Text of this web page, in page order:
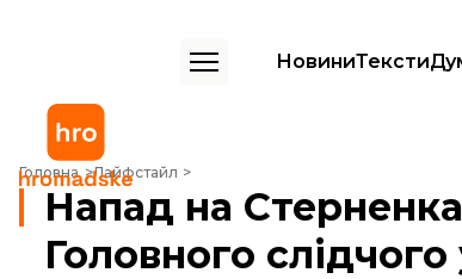
НовиниТексти
Головна Лайфстайл
Напад на Стерненка: справу передали до Головного
Напад на
Головного слідчого